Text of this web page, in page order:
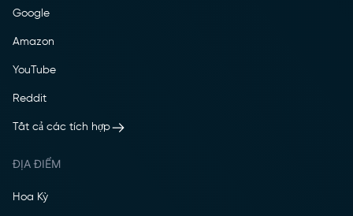
Google
Amazon
YouTube
Reddit
Tất cả các tích hợp
ĐỊA ĐIỂM
Hoa Kỳ